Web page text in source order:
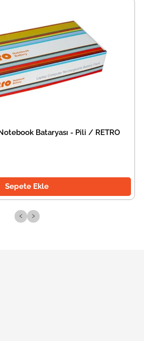
Bataryası - Pili / RETRO
Sepete Ekle
‹ ›